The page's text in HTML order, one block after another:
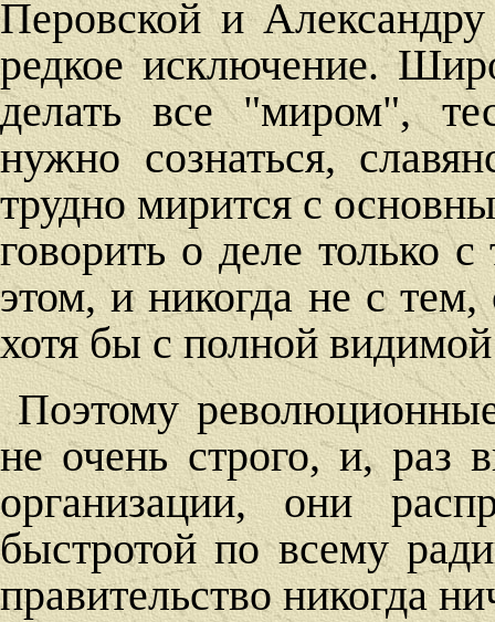
Перовской и
редкое исключение.
делать все "миром",
нужно сознаться,
трудно мирится с
говорить о деле только
этом, и никогда не с
хотя бы с полной
Поэтому
не очень строго, и, раз
организации, они
быстротой по всему
правительство никогда